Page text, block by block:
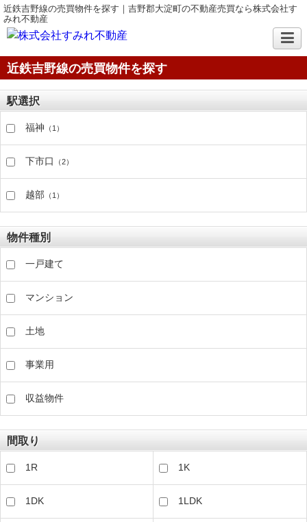
近鉄吉野線の売買物件を探す｜吉野郡大淀町の不動産売買なら株式会社す
みれ不動産
近鉄吉野線の売買物件を探す
駅選択
福神 （1）
下市口 （2）
越部 （1）
物件種別
一戸建て
マンション
土地
事業用
収益物件
間取り
1R 1K
1DK 1LDK